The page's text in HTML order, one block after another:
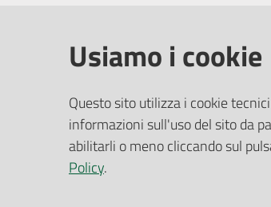
Via De Gasperi, 8 - 48121 Ravenna
CF/P.IVA:02483810392
PEC:
azienda@pec.auslromagna.it
Usiamo i cookie
Questo sito utilizza i cookie
informazioni sull'uso del sito da
abilitarli o meno cliccando sul
Policy.